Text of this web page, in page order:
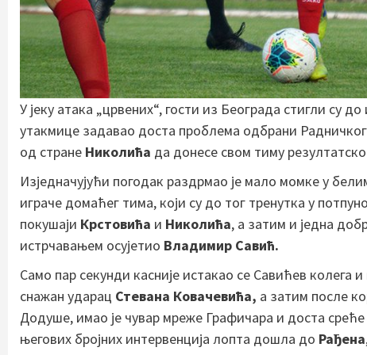
У јеку атака „црвених“, гости из Београда стигли су
утакмице задавао доста проблема одбрани
од стране Николића да донесе свом тиму
Изједначујући погодак раздрмао је мало момке у
играче домаћег тима, који су до тог тренутка у
покушаји Крстовића и Николића, а затим и једна
истрчавањем осујетио Владимир Савић.
Само пар секунди касније истакао се Савићев колега
снажан ударац Стевана Ковачевића, а затим после
Додуше, имао је чувар мреже Графичара и доста
његових бројних интервенција лопта дошла до Рађена